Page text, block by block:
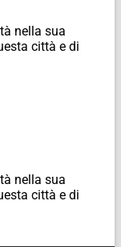
nella sua
città e di
nella sua
città e di